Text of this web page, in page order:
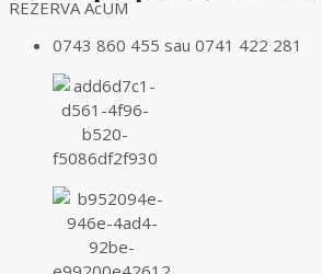
REZERVA AcUM
0743 860 455 sau 0741 422 281